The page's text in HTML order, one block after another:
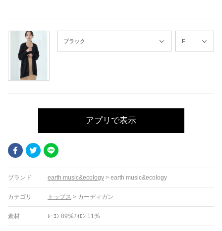
アプリで表示
FacebookTwitter
ブランド earth music&ecology > earth music&ecology
カテゴリ トップス > カーディガン
素材 ﾚｰﾖﾝ 89％ﾅｲﾛﾝ 11％